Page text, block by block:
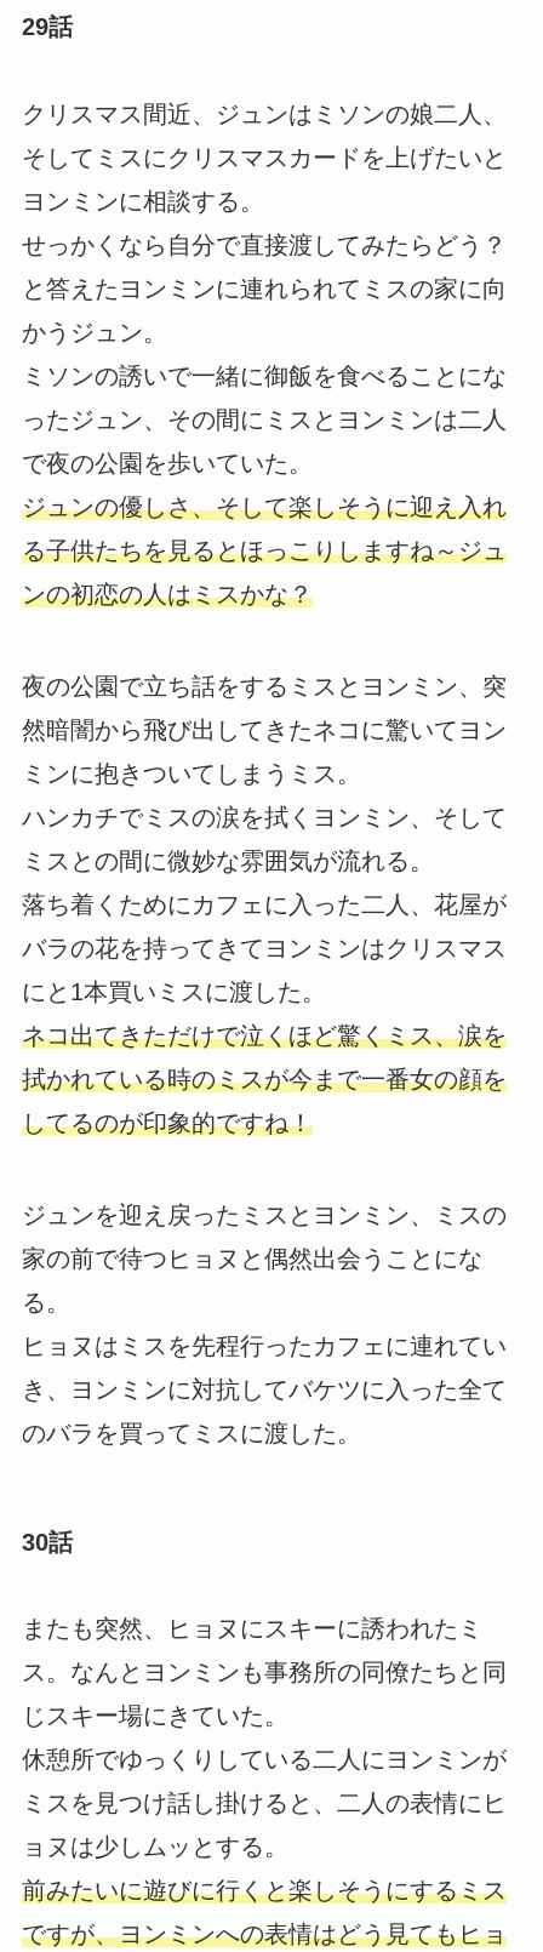
29話
クリスマス間近、ジュンはミソンの娘二人、
そしてミスにクリスマスカードを上げたいと
ヨンミンに相談する。
せっかくなら自分で直接渡してみたらどう？
と答えたヨンミンに連れられてミスの家に向
かうジュン。
ミソンの誘いで一緒に御飯を食べることにな
ったジュン、その間にミスとヨンミンは二人
で夜の公園を歩いていた。
ジュンの優しさ、そして楽しそうに迎え入れ
る子供たちを見るとほっこりしますね～ジュ
ンの初恋の人はミスかな？
夜の公園で立ち話をするミスとヨンミン、突
然暗闇から飛び出してきたネコに驚いてヨン
ミンに抱きついてしまうミス。
ハンカチでミスの涙を拭くヨンミン、そして
ミスとの間に微妙な雰囲気が流れる。
落ち着くためにカフェに入った二人、花屋が
バラの花を持ってきてヨンミンはクリスマス
にと1本買いミスに渡した。
ネコ出てきただけで泣くほど驚くミス、涙を
拭かれている時のミスが今まで一番女の顔を
してるのが印象的ですね！
ジュンを迎え戻ったミスとヨンミン、ミスの
家の前で待つヒョヌと偶然出会うことにな
る。
ヒョヌはミスを先程行ったカフェに連れてい
き、ヨンミンに対抗してバケツに入った全て
のバラを買ってミスに渡した。
30話
またも突然、ヒョヌにスキーに誘われたミ
ス。なんとヨンミンも事務所の同僚たちと同
じスキー場にきていた。
休憩所でゆっくりしている二人にヨンミンが
ミスを見つけ話し掛けると、二人の表情にヒ
ョヌは少しムッとする。
前みたいに遊びに行くと楽しそうにするミス
ですが、ヨンミンへの表情はどう見てもヒョ